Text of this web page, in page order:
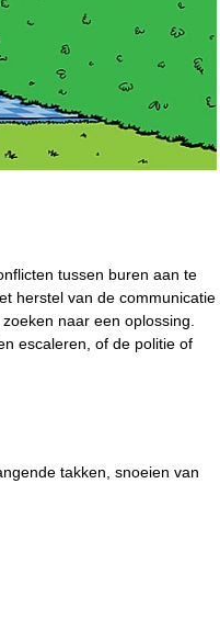
tussen buren aan te
herstel van de communicatie
naar een oplossing.
escaleren, of de politie of
takken, snoeien van